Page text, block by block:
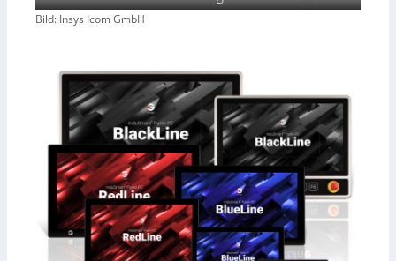
Bild: Insys Icom GmbH